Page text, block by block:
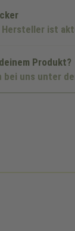
Hersteller ist
Produkt?
bei uns unter